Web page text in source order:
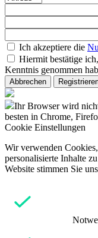
Ich akzeptiere die
Hiermit bestätige
Kenntnis genommen
Abbrechen
Ihr Browser wird
besten in Chrome,
Cookie Einstellungen
Wir verwenden
personalisierte Inhalte
Website stimmen Sie